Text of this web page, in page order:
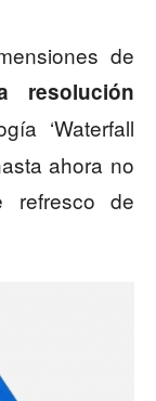
de
resolución
‘Waterfall
ahora no
refresco de